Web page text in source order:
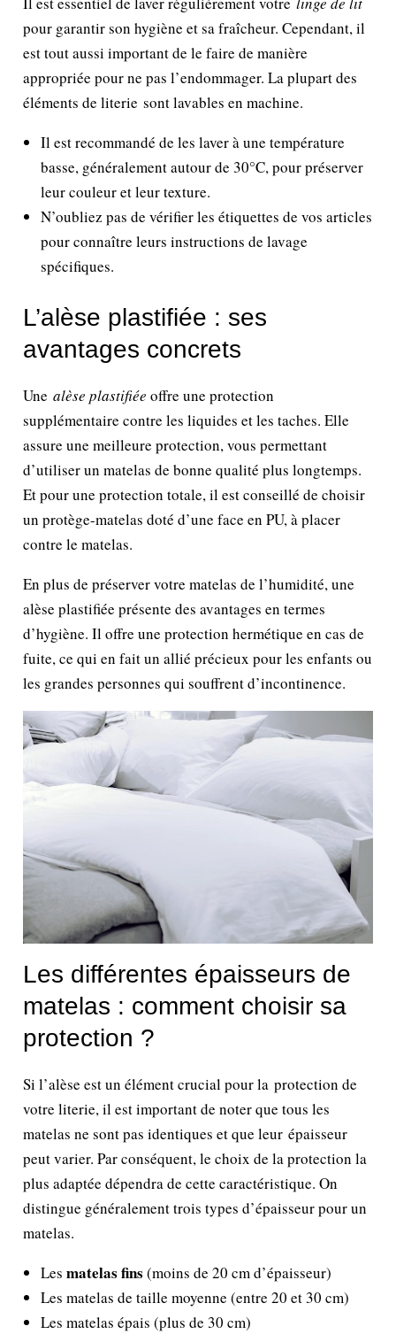
pour garantir son hygiène et sa fraîcheur. Cependant, il
est tout aussi important de le faire de manière
appropriée pour ne pas l’endommager. La plupart des
éléments de literie sont lavables en machine.
Il est recommandé de les laver à une température
basse, généralement autour de 30°C, pour préserver
leur couleur et leur texture.
N’oubliez pas de vérifier les étiquettes de vos articles
pour connaître leurs instructions de lavage
spécifiques.
L’alèse plastifiée : ses
avantages concrets
Unealèse plastifiée offre une protection
supplémentaire contre les liquides et les taches. Elle
assure une meilleure protection, vous permettant
d’utiliser un matelas de bonne qualité plus longtemps.
Et pour une protection totale, il est conseillé de choisir
un protège-matelas doté d’une face en PU, à placer
contre le matelas.
En plus de préserver votre matelas de l’humidité, une
alèse plastifiée présente des avantages en termes
d’hygiène. Il offre une protection hermétique en cas de
fuite, ce qui en fait un allié précieux pour les enfants ou
les grandes personnes qui souffrent d’incontinence.
Les différentes épaisseurs de
matelas : comment choisir sa
protection ?
Si l’alèse est un élément crucial pour la protection de
votre literie, il est important de noter que tous les
matelas ne sont pas identiques et que leur épaisseur
peut varier. Par conséquent, le choix de la protection la
plus adaptée dépendra de cette caractéristique. On
distingue généralement trois types d’épaisseur pour un
matelas.
Lesmatelas fins (moins de 20 cm d’épaisseur)
Les matelas de taille moyenne (entre 20 et 30 cm)
Les matelas épais (plus de 30 cm)